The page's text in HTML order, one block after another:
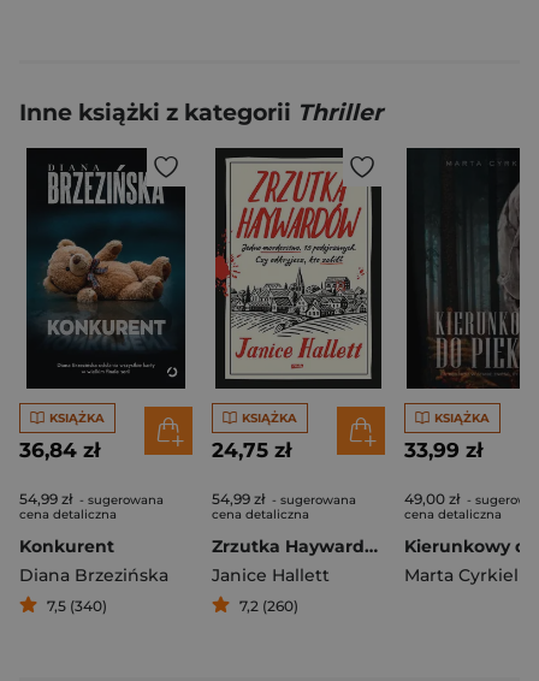
Inne książki z kategorii Thriller
KSIĄŻKA
36,84 zł
54,99 zł - sugerowana
cena detaliczna
Konkurent
Diana Brzezińska
7,5 (340)
KSIĄŻKA
24,75 zł
54,99 zł - sugerowana
cena detaliczna
Zrzutka Haywardów
Janice Hallett
7,2 (260)
KSIĄŻKA
33,99 zł
49,00 zł -
cena detaliczna
Marta Cyrkiel